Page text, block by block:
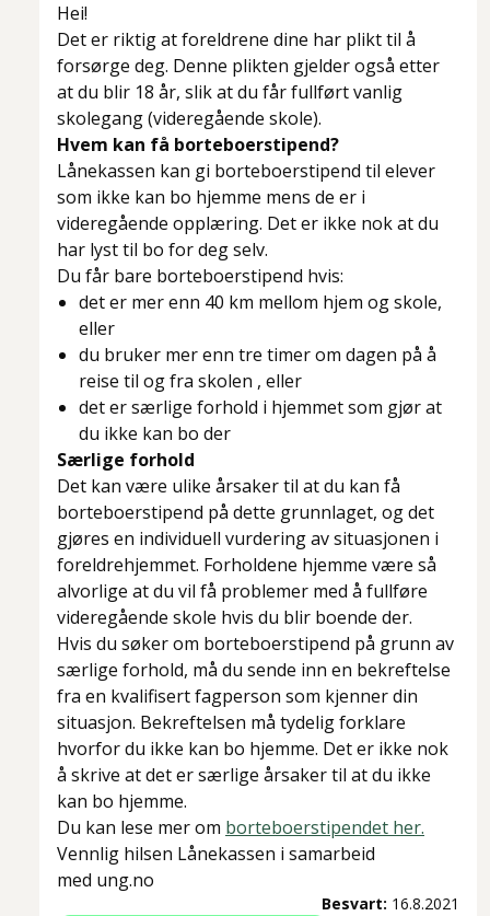
Hei!
Det er riktig at foreldrene dine har plikt til å
forsørge deg. Denne plikten gjelder også etter
at du blir 18 år, slik at du får fullført vanlig
skolegang (videregående skole).
Hvem kan få borteboerstipend?
Lånekassen kan gi borteboerstipend til elever
som ikke kan bo hjemme mens de er i
videregående opplæring. Det er ikke nok at du
har lyst til bo for deg selv.
Du får bare borteboerstipend hvis:
det er mer enn 40 km mellom hjem og skole,
eller
du bruker mer enn tre timer om dagen på å
reise til og fra skolen , eller
det er særlige forhold i hjemmet som gjør at
du ikke kan bo der
Særlige forhold
Det kan være ulike årsaker til at du kan få
borteboerstipend på dette grunnlaget, og det
gjøres en individuell vurdering av situasjonen i
foreldrehjemmet. Forholdene hjemme være så
alvorlige at du vil få problemer med å fullføre
videregående skole hvis du blir boende der.
Hvis du søker om borteboerstipend på grunn av
særlige forhold, må du sende inn en bekreftelse
fra en kvalifisert fagperson som kjenner din
situasjon. Bekreftelsen må tydelig forklare
hvorfor du ikke kan bo hjemme. Det er ikke nok
å skrive at det er særlige årsaker til at du ikke
kan bo hjemme.
Du kan lese mer om borteboerstipendet her.
Vennlig hilsen Lånekassen i samarbeid
med ung.no
Besvart: 16.8.2021